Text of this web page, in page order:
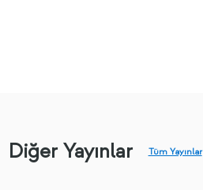
Diğer Yayınlar Tüm Yayınlar